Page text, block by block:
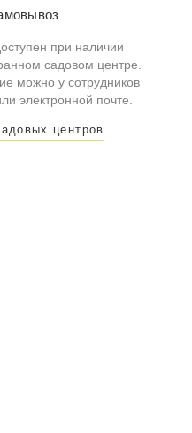
при наличии
садовом центре.
можно у сотрудников
электронной почте.
центров